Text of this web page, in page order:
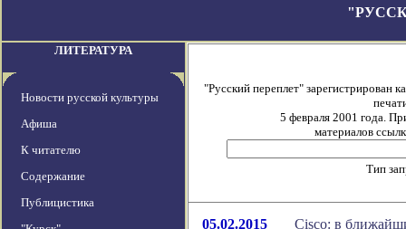
ЛИТЕРАТУРА
Новости русской культуры
Афиша
К читателю
Содержание
Публицистика
"Русский переплет" зарегистрирован
5 февраля 2001 года.
материалов
Тип
05.02.2015
Cisco: в